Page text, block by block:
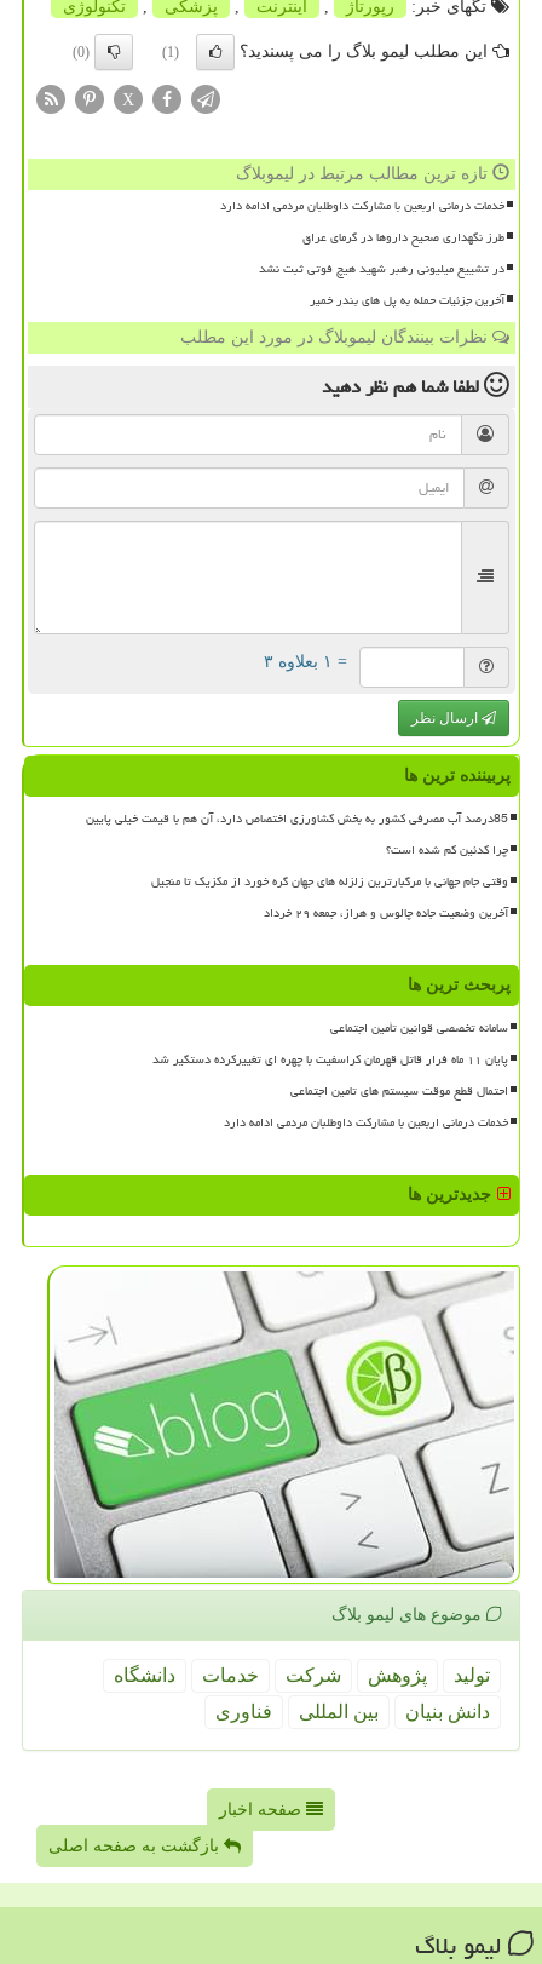
تگهای خبر:
رپورتاژ اینترنت پزشكی تكنولوژی
این مطلب لیمو بلاگ را می پسندید؟ (1)
(0)
X
تازه ترین مطالب مرتبط در لیموبلاگ
خدمات درمانی اربعین با مشارکت داوطلبان مردمی ادامه دارد
طرز نگهداری صحیح داروها در گرمای عراق
در تشییع میلیونی رهبر شهید هیچ فوتی ثبت نشد
آخرین جزئیات حمله به پل های بندر خمیر
نظرات بینندگان لیموبلاگ در مورد این مطلب
لطفا شما همنظر دهید
= ۱ بعلاوه ۳
ارسال نظر
پربیننده ترین ها
85درصد آب مصرفی کشور به بخش کشاورزی اختصاص دارد، آن هم با قیمت خیلی پایین
چرا کدئین کم شده است؟
وقتی جام جهانی با مرگبارترین زلزله های جهان گره خورد از مکزیک تا منجیل
آخرین وضعیت جاده چالوس و هراز، جمعه ۲۹ خرداد
پربحث ترین ها
سامانه تخصصی قوانین تأمین اجتماعی
پایان ۱۱ ماه فرار قاتل قهرمان کراسفیت با چهره ای تغییرکرده دستگیر شد
احتمال قطع موقت سیستم های تامین اجتماعی
خدمات درمانی اربعین با مشارکت داوطلبان مردمی ادامه دارد
جدیدترین ها
موضوع های لیمو بلاگ
تولید پژوهش شركت خدمات
دانشگاه
دانش بنیان
بین المللی فناوری
صفحه اخبار
بازگشت به صفحه اصلی
لیمو بلاگ